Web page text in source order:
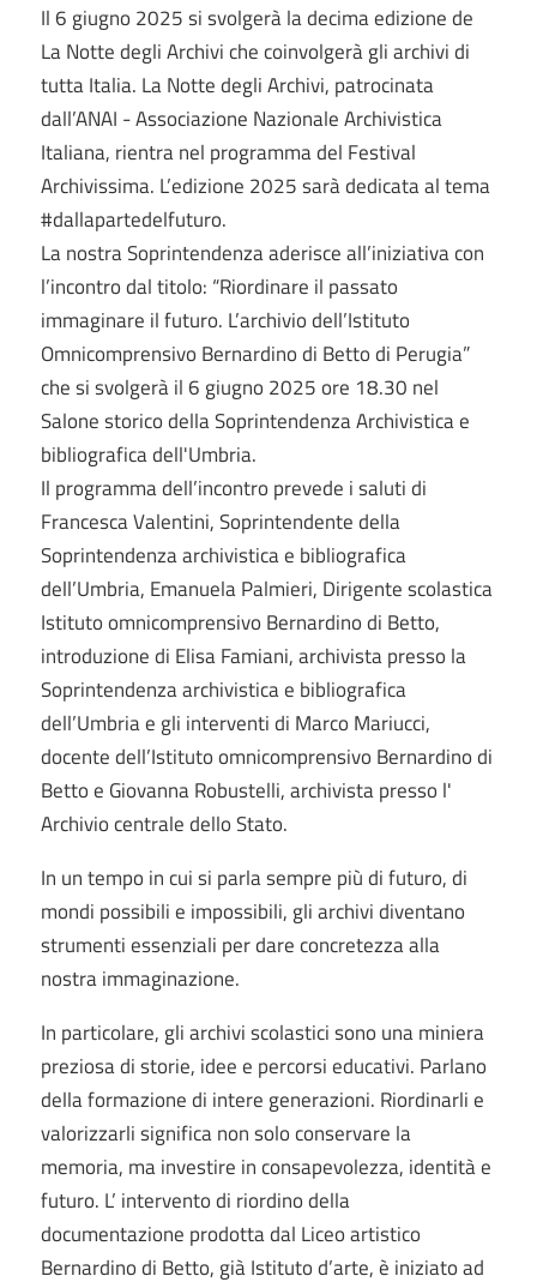
Il 6 giugno 2025 si svolgerà la decima edizione de
La Notte degli Archivi che coinvolgerà gli archivi di
tutta Italia. La Notte degli Archivi, patrocinata
dall’ANAI - Associazione Nazionale Archivistica
Italiana, rientra nel programma del Festival
Archivissima. L’edizione 2025 sarà dedicata al tema
#dallapartedelfuturo.
La nostra Soprintendenza aderisce all’iniziativa con
l’incontro dal titolo: “Riordinare il passato
immaginare il futuro. L’archivio dell’Istituto
Omnicomprensivo Bernardino di Betto di Perugia”
che si svolgerà il 6 giugno 2025 ore 18.30 nel
Salone storico della Soprintendenza Archivistica e
bibliografica dell'Umbria.
Il programma dell’incontro prevede i saluti di
Francesca Valentini, Soprintendente della
Soprintendenza archivistica e bibliografica
dell’Umbria, Emanuela Palmieri, Dirigente scolastica
Istituto omnicomprensivo Bernardino di Betto,
introduzione di Elisa Famiani, archivista presso la
Soprintendenza archivistica e bibliografica
dell’Umbria e gli interventi di Marco Mariucci,
docente dell’Istituto omnicomprensivo Bernardino di
Betto e Giovanna Robustelli, archivista presso l'
Archivio centrale dello Stato.
In un tempo in cui si parla sempre più di futuro, di
mondi possibili e impossibili, gli archivi diventano
strumenti essenziali per dare concretezza alla
nostra immaginazione.
In particolare, gli archivi scolastici sono una miniera
preziosa di storie, idee e percorsi educativi. Parlano
della formazione di intere generazioni. Riordinarli e
valorizzarli significa non solo conservare la
memoria, ma investire in consapevolezza, identità e
futuro. L’ intervento di riordino della
documentazione prodotta dal Liceo artistico
Bernardino di Betto, già Istituto d’arte, è iniziato ad